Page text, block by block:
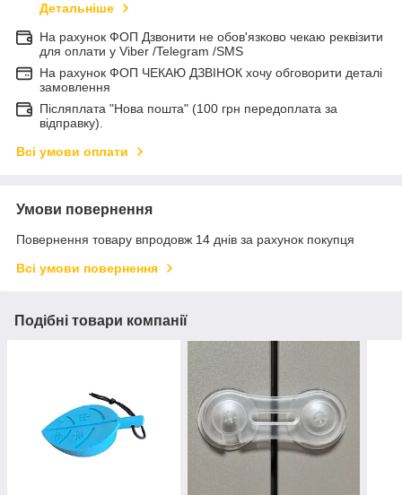
Детальніше
На рахунок ФОП Дзвонити не обов'язково чекаю реквізити
для оплати у Viber /Telegram /SMS
На рахунок ФОП ЧЕКАЮ ДЗВІНОК хочу обговорити деталі
замовлення
Післяплата "Нова пошта" (100 грн передоплата за
відправку).
Всі умови оплати
Умови повернення
Повернення товару впродовж 14 днів за рахунок покупця
Всі умови повернення
Подібні товари компанії